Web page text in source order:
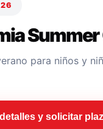
Summer
para niños y
y solicitar